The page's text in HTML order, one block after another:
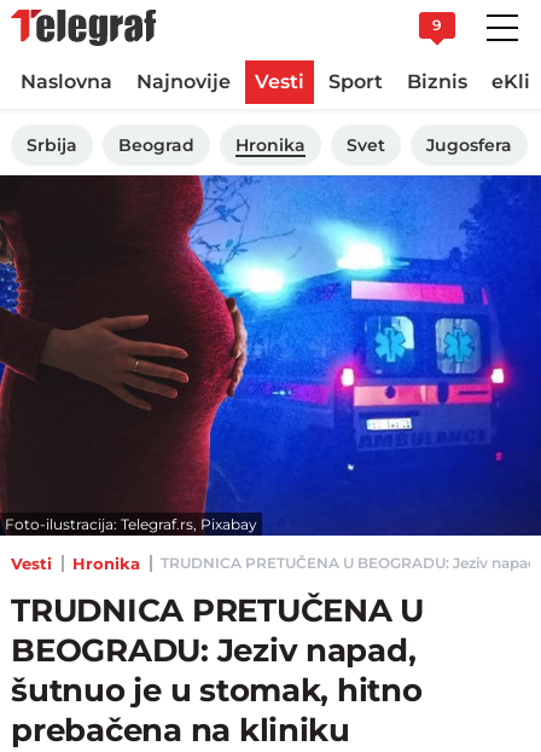
9
Naslovna Najnovije Vesti Sport Biznis
Srbija Beograd Hronika Svet Jugosfera
Foto-ilustracija: Telegraf.rs, Pixabay
Vesti Hronika TRUDNICA PRETUČENA U BEOGRADU: Jeziv
TRUDNICA PRETUČENA U
BEOGRADU: Jeziv napad,
šutnuo je u stomak, hitno
prebačena na kliniku